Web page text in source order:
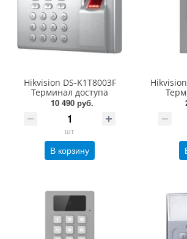
Hikvision DS-K1T8003F
Терминал доступа
10 490 руб.
шт
В корзину